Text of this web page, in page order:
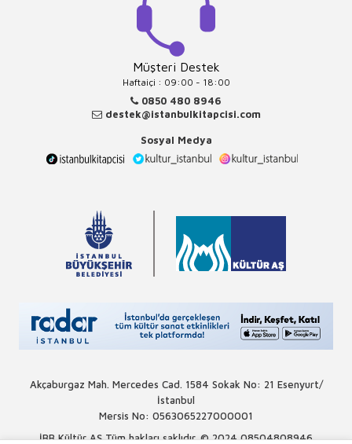
Müşteri Destek
Haftaiçi : 09:00 - 18:00
0850 480 8946
destek@istanbulkitapcisi.com
Sosyal Medya
Akçaburgaz Mah. Mercedes Cad. 1584 Sokak No: 21 Esenyurt/
İstanbul
Mersis No: 0563065227000001
İBB Kültür AŞ Tüm hakları saklıdır. © 2024 08504808946